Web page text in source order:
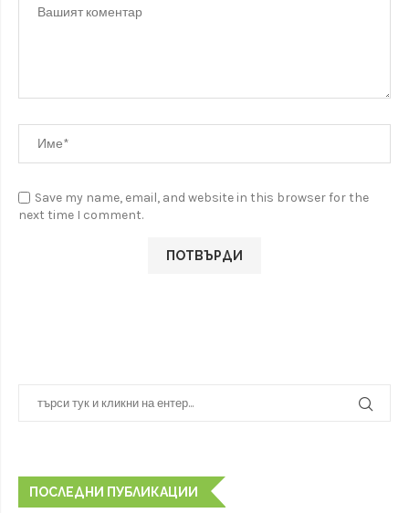
Save my name, email, and website in this browser for the
next time I comment.
ПОСЛЕДНИ ПУБЛИКАЦИИ